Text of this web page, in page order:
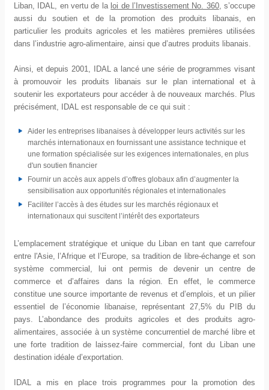
Liban, IDAL, en vertu de la loi de l’Investissement No. 360, s’occupe
aussi du soutien et de la promotion des produits libanais, en
particulier les produits agricoles et les matières premières utilisées
dans l’industrie agro-alimentaire, ainsi que d’autres produits libanais.
Ainsi, et depuis 2001, IDAL a lancé une série de programmes visant
à promouvoir les produits libanais sur le plan international et à
soutenir les exportateurs pour accéder à de nouveaux marchés. Plus
précisément, IDAL est responsable de ce qui suit :
Aider les entreprises libanaises à développer leurs activités sur les
marchés internationaux en fournissant une assistance technique et
une formation spécialisée sur les exigences internationales, en plus
d'un soutien financier
Fournir un accès aux appels d’offres globaux afin d’augmenter la
sensibilisation aux opportunités régionales et internationales
Faciliter l’accès à des études sur les marchés régionaux et
internationaux qui suscitent l’intérêt des exportateurs
L’emplacement stratégique et unique du Liban en tant que carrefour
entre l'Asie, l’Afrique et l’Europe, sa tradition de libre-échange et son
système commercial, lui ont permis de devenir un centre de
commerce et d’affaires dans la région. En effet, le commerce
constitue une source importante de revenus et d’emplois, et un pilier
essentiel de l’économie libanaise, représentant 27,5% du PIB du
pays. L’abondance des produits agricoles et des produits agro-
alimentaires, associée à un système concurrentiel de marché libre et
une forte tradition de laissez-faire commercial, font du Liban une
destination idéale d’exportation.
IDAL a mis en place trois programmes pour la promotion des